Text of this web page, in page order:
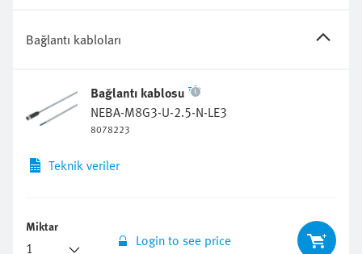
Bağlantı kabloları
Bağlantı kablosu
NEBA-M8G3-U-2.5-N-LE3
8078223
Teknik veriler
Miktar
Login to see price